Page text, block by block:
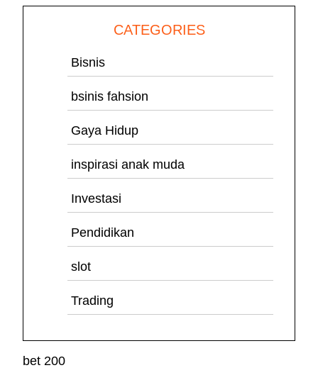
CATEGORIES
Bisnis
bsinis fahsion
Gaya Hidup
inspirasi anak muda
Investasi
Pendidikan
slot
Trading
bet 200